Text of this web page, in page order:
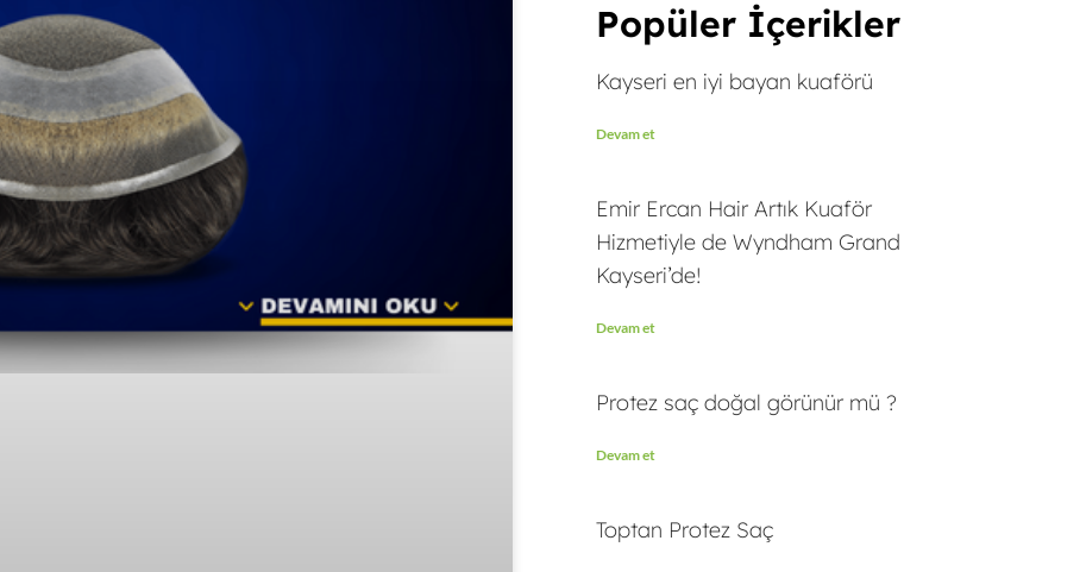
Popüler İçerikler
Kayseri en iyi bayan kuaförü
Devam et
Emir Ercan Hair Artık Kuaför
Hizmetiyle de Wyndham Grand
Kayseri’de!
Devam et
Protez saç doğal görünür mü ?
Devam et
Toptan Protez Saç